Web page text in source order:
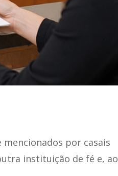
por casais
instituição de fé e, ao